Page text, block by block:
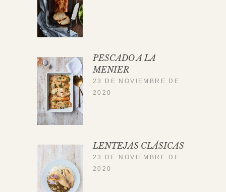
PESCADO A LA
MENIER
23 DE NOVIEMBRE DE
2020
LENTEJAS CLÁSICAS
23 DE NOVIEMBRE DE
2020